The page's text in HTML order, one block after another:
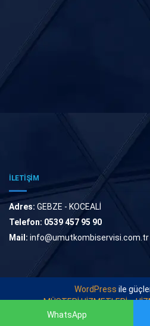
İLETİŞİM
Adres: GEBZE - KOCEALİ
Telefon: 0539 457 95 90
Mail: info@umutkombiservisi.com.tr
WordPress ile
MÜŞTERİ HİZMETLERİ
© 2022UMUT KOMBİ SERVİSİ
WhatsApp